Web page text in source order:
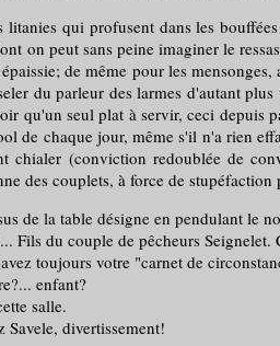
qui profusent dans les
on peut sans peine imaginer le
de même pour les
du parleur des larmes d'autant
qu'un seul plat à servir, ceci
de chaque jour, même s'il n'a rien
chialer (conviction redoublée de
des couplets, à force de
de la table désigne en pendulant le
Fils du couple de pêcheurs
toujours votre "carnet de
enfant?
salle.
divertissement!